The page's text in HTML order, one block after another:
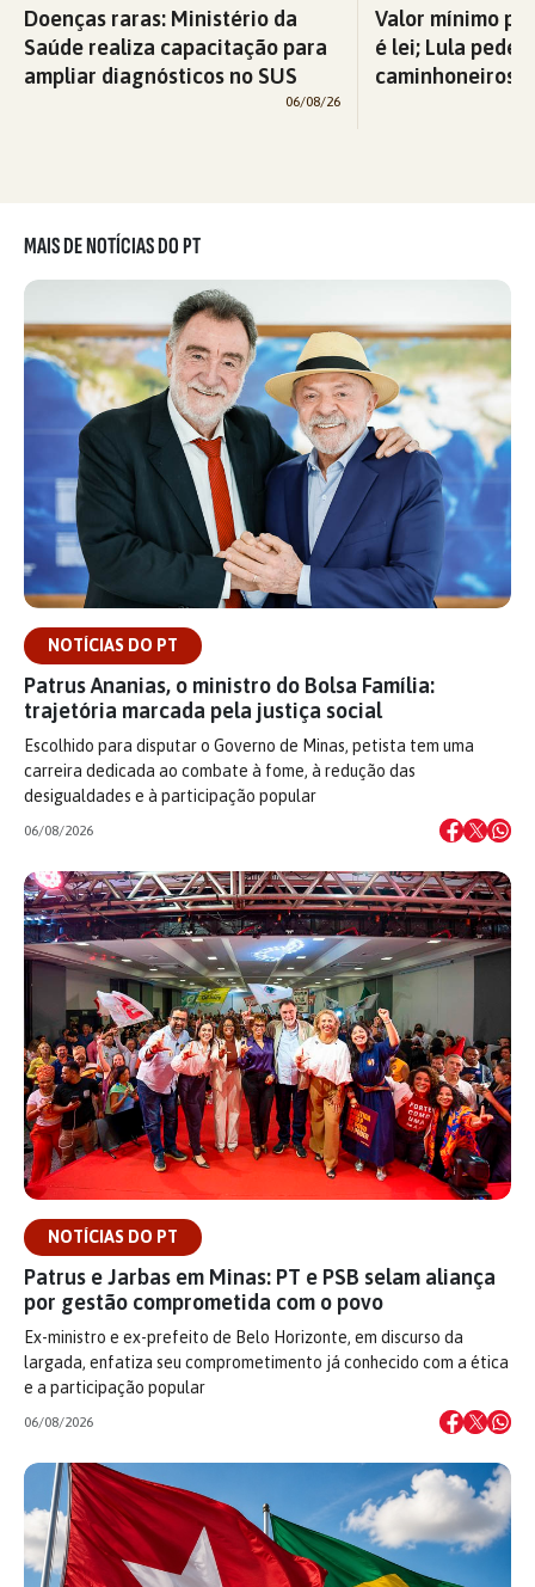
Doenças raras: Ministério da
Saúde realiza capacitação para
ampliar diagnósticos no SUS
06/08/26
Valor mínimo
é lei; Lula pede
caminhoneiros
MAIS DE NOTÍCIAS DO PT
NOTÍCIAS DO PT
Patrus Ananias, o ministro do Bolsa Família:
trajetória marcada pela justiça social
Escolhido para disputar o Governo de Minas, petista tem uma
carreira dedicada ao combate à fome, à redução das
desigualdades e à participação popular
06/08/2026
NOTÍCIAS DO PT
Patrus e Jarbas em Minas: PT e PSB selam aliança
por gestão comprometida com o povo
Ex-ministro e ex-prefeito de Belo Horizonte, em discurso da
largada, enfatiza seu comprometimento já conhecido com a ética
e a participação popular
06/08/2026